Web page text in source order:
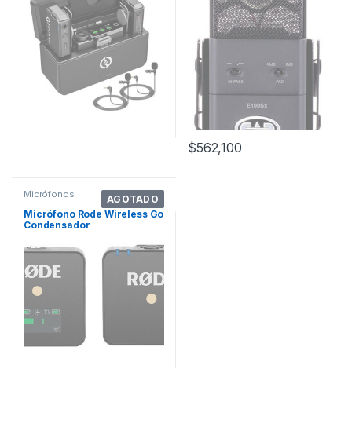
$562,100
AGOTADO
Micrófonos
Micrófono Rode Wireless Go
Condensador
Negro